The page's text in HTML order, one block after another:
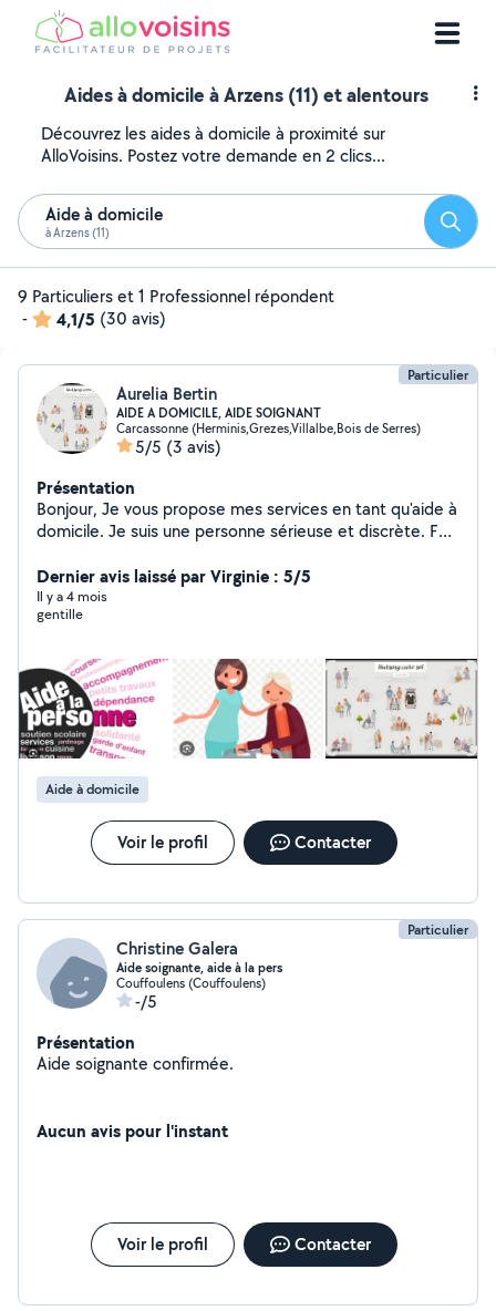
Aides à domicile à Arzens (11) et alentours
Découvrez les aides à domicile à proximité sur
AlloVoisins. Postez votre demande en 2 clics...
Aide à domicile
à Arzens (11)
9 Particuliers et 1 Professionnel répondent
-
4,1/5 (30 avis)
Particulier
Aurelia Bertin
AIDE A DOMICILE, AIDE SOIGNANT
Carcassonne (Herminis,Grezes,Villalbe,Bois de Serres)
5/5 (3 avis)
Présentation
Bonjour, Je vous propose mes services en tant qu'aide à
domicile. Je suis une personne sérieuse et discrète. Fort
mes services pour: _ Aide au lever et au coucher - Aide à
la toilette avec aide partiel ou aide totale. - Aide à la
prise des repas ou effectuer le repas. - Je vous
balades et papier administratif. Au plaisir de vous
apporter mon aide
Dernier avis laissé par Virginie : 5/5
Il y a 4 mois
gentille
Aide à domicile
Voir le profil Contacter
Particulier
Christine Galera
Aide soignante, aide à la pers
Couffoulens (Couffoulens)
-/5
Présentation
Aide soignante confirmée.
Aucun avis pour l'instant
Voir le profil Contacter